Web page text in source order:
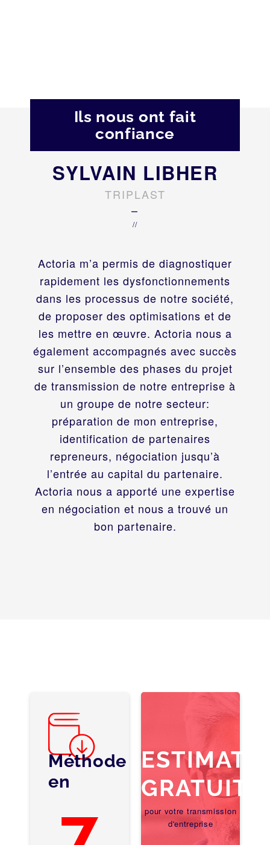
Ils nous ont fait
confiance
Actoria m’a permis de diagnostiquer
rapidement les dysfonctionnements
dans les processus de notre société,
de proposer des optimisations et de
les mettre en œuvre. Actoria nous a
également accompagnés avec succès
sur l’ensemble des phases du projet
de transmission de notre entreprise à
un groupe de notre secteur:
préparation de mon entreprise,
identification de partenaires
repreneurs, négociation jusqu’à
l’entrée au capital du partenaire.
Actoria nous a apporté une expertise
en négociation et nous a trouvé un
bon partenaire.
SYLVAIN LIBHER
TRIPLAST
–
//
Méthode
en
GRATUITE
pour votre transmission
d'entreprise